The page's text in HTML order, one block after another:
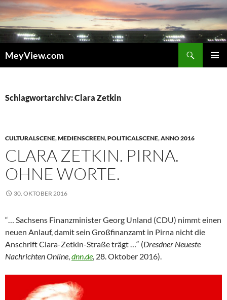
Zum
Inhalt
springen
MeyView.com
Schlagwortarchiv: Clara Zetkin
CULTURALSCENE,MEDIENSCREEN,POLITICALSCENE,ANNO 2016
CLARA ZETKIN. PIRNA.
OHNE WORTE.
30. OKTOBER 2016
“… Sachsens Finanzminister Georg Unland (CDU) nimmt einen
neuen Anlauf, damit sein Großfinanzamt in Pirna nicht die
Anschrift Clara-Zetkin-Straße trägt …“ (Dresdner Neueste
Nachrichten Online,dnn.de, 28. Oktober 2016).